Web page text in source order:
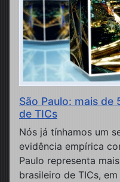
São Paulo: mais
de TICs
Nós já tínhamos um
evidência empírica
Paulo representa
brasileiro de TICs,